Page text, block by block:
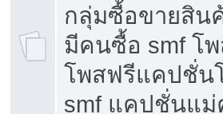
กลุ่มซื้อขายสิน
มีคนซื้อ smf โ
โพสฟรีแคปชั่น
smf แคปชั่นแ